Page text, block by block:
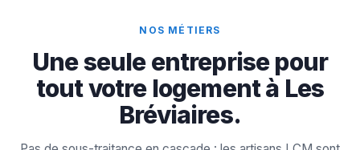
NOS MÉTIERS
Une seule entreprise pour
tout votre logement à Les
Bréviaires.